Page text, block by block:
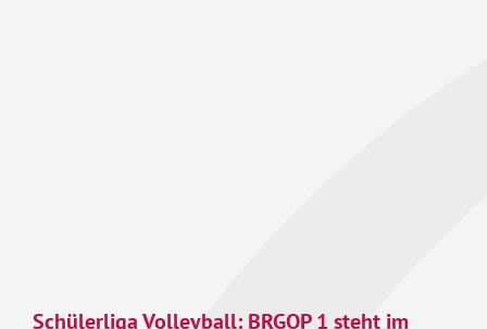
Schülerliga Volleyball: BRGOP 1 steht im